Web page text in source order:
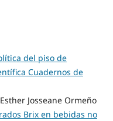
del piso de
Cuadernos de
Josseane Ormeño
Brix en bebidas no